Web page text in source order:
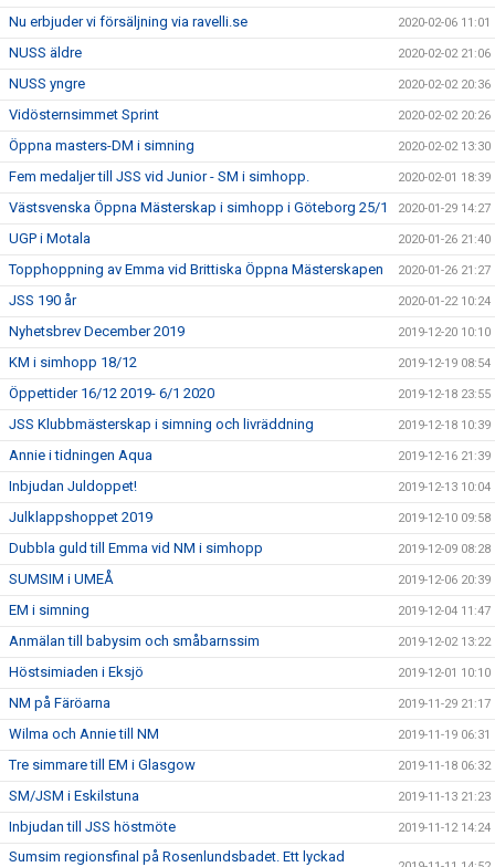
Nu erbjuder vi försäljning via ravelli.se 2020-02-06 11:01
NUSS äldre 2020-02-02 21:06
NUSS yngre 2020-02-02 20:36
Vidösternsimmet Sprint 2020-02-02 20:26
Öppna masters-DM i simning 2020-02-02 13:30
Fem medaljer till JSS vid Junior - SM i simhopp. 2020-02-01 18:39
Västsvenska Öppna Mästerskap i simhopp i Göteborg 25/1 2020-01-29 14:27
UGP i Motala 2020-01-26 21:40
Topphoppning av Emma vid Brittiska Öppna Mästerskapen 2020-01-26 21:27
JSS 190 år 2020-01-22 10:24
Nyhetsbrev December 2019 2019-12-20 10:10
KM i simhopp 18/12 2019-12-19 08:54
Öppettider 16/12 2019- 6/1 2020 2019-12-18 23:55
JSS Klubbmästerskap i simning och livräddning 2019-12-18 10:39
Annie i tidningen Aqua 2019-12-16 21:39
Inbjudan Juldoppet! 2019-12-13 10:04
Julklappshoppet 2019 2019-12-10 09:58
Dubbla guld till Emma vid NM i simhopp 2019-12-09 08:28
SUMSIM i UMEÅ 2019-12-06 20:39
EM i simning 2019-12-04 11:47
Anmälan till babysim och småbarnssim 2019-12-02 13:22
Höstsimiaden i Eksjö 2019-12-01 10:10
NM på Färöarna 2019-11-29 21:17
Wilma och Annie till NM 2019-11-19 06:31
Tre simmare till EM i Glasgow 2019-11-18 06:32
SM/JSM i Eskilstuna 2019-11-13 21:23
Inbjudan till JSS höstmöte 2019-11-12 14:24
Sumsim regionsfinal på Rosenlundsbadet. Ett lyckad